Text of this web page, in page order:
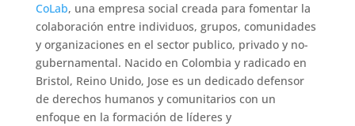
CoLab, una empresa social creada para fomentar la
colaboración entre individuos, grupos, comunidades
y organizaciones en el sector publico, privado y no-
gubernamental. Nacido en Colombia y radicado en
Bristol, Reino Unido, Jose es un dedicado defensor
de derechos humanos y comunitarios con un
enfoque en la formación de líderes y